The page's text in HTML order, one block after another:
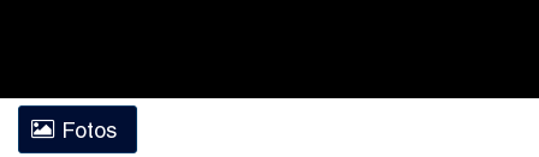
Fotos